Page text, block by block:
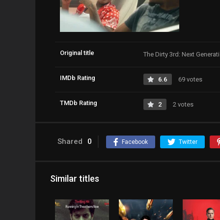
Original title The Dirty 3rd: Next
IMDb Rating 6.6 69 votes
TMDb Rating 2 2 votes
Shared 0 Facebook Twitter
Similar titles